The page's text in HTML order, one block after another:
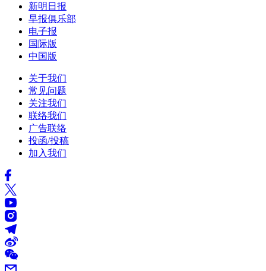
新明日报
早报俱乐部
电子报
国际版
中国版
关于我们
常见问题
关注我们
联络我们
广告联络
投函/投稿
加入我们